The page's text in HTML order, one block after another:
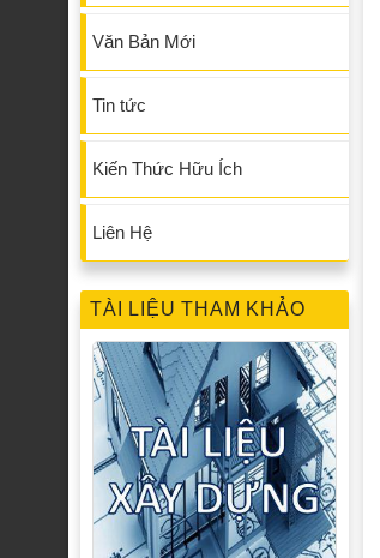
Văn Bản Mới
Tin tức
Kiến Thức Hữu Ích
Liên Hệ
TÀI LIỆU THAM KHẢO